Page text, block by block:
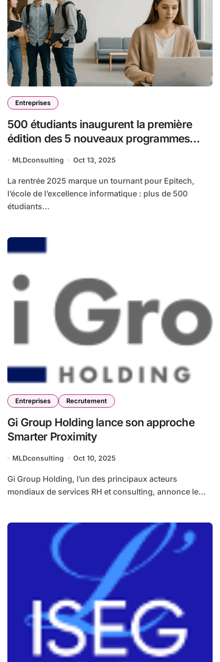
Entreprises
500 étudiants inaugurent la première
édition des 5 nouveaux programmes
MLDconsulting Oct 13, 2025
La rentrée 2025 marque un tournant pour Epitech,
l’école de l’excellence informatique : plus de 500
étudiants...
Entreprises Recrutement
Gi Group Holding lance son approche
Smarter Proximity
MLDconsulting Oct 10, 2025
Gi Group Holding, l’un des principaux acteurs
mondiaux de services RH et consulting, annonce le...